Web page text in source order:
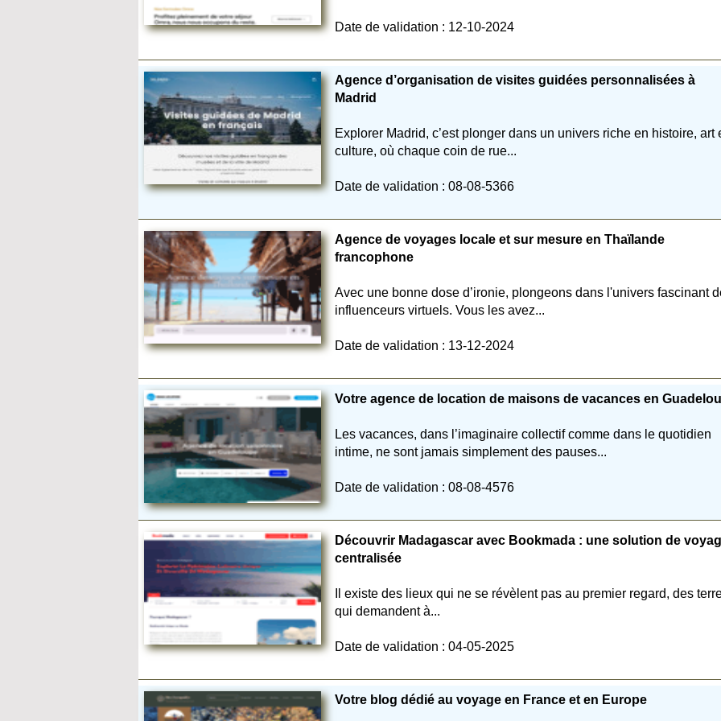
Date de validation : 12-10-2024
Agence d’organisation de visites guidées personnalisées à
Madrid
Explorer Madrid, c’est plonger dans un univers riche en histoire, art
culture, où chaque coin de rue...
Date de validation : 08-08-5366
Agence de voyages locale et sur mesure en Thaïlande
francophone
Avec une bonne dose d’ironie, plongeons dans l'univers fascinant
influenceurs virtuels. Vous les avez...
Date de validation : 13-12-2024
Votre agence de location de maisons de vacances en
Les vacances, dans l’imaginaire collectif comme dans le quotidien
intime, ne sont jamais simplement des pauses...
Date de validation : 08-08-4576
Découvrir Madagascar avec Bookmada : une solution de
centralisée
Il existe des lieux qui ne se révèlent pas au premier regard, des
qui demandent à...
Date de validation : 04-05-2025
Votre blog dédié au voyage en France et en Europe